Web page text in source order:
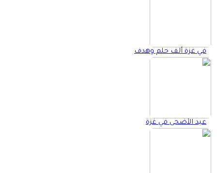
في غزة ألف حلم وهدف
عيد الأضحى في غزة